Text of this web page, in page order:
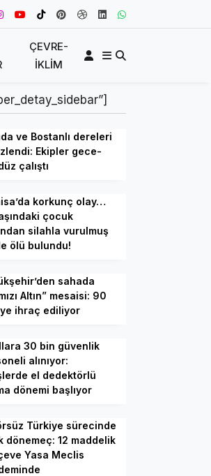
ÇEVRE-
İKLIM
ve Bostanlı dereleri
Ekipler gece-
çalıştı
korkunç olay…
çocuk
silahla vurulmuş
ölü bulundu!
sahada
Altın” mesaisi: 90
ihraç ediliyor
30 bin güvenlik
alınıyor:
el dedektörlü
dönemi başlıyor
Türkiye sürecinde
dönemeç: 12 maddelik
Yasa Meclis